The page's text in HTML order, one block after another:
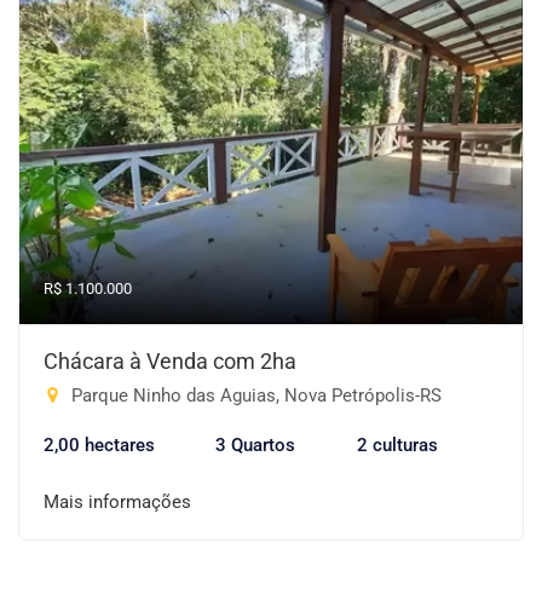
R$ 1.100.000
Chácara à Venda com 2ha
Parque Ninho das Aguias, Nova Petrópolis-RS
2,00 hectares 3 Quartos 2 culturas
Mais informações